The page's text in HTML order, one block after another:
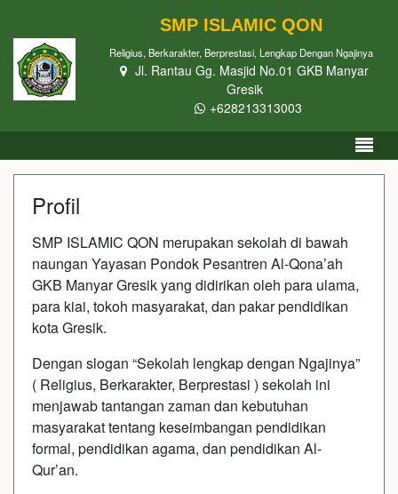
SMP ISLAMIC QON
Religius, Berkarakter, Berprestasi, Lengkap Dengan Ngajinya
Jl. Rantau Gg. Masjid No.01 GKB Manyar
Gresik
+628213313003
Profil
SMP ISLAMIC QON merupakan sekolah di bawah
naungan Yayasan Pondok Pesantren Al-Qona’ah
GKB Manyar Gresik yang didirikan oleh para ulama,
para kiai, tokoh masyarakat, dan pakar pendidikan
kota Gresik.
Dengan slogan “Sekolah lengkap dengan Ngajinya”
( Religius, Berkarakter, Berprestasi ) sekolah ini
menjawab tantangan zaman dan kebutuhan
masyarakat tentang keseimbangan pendidikan
formal, pendidikan agama, dan pendidikan Al-
Qur’an.